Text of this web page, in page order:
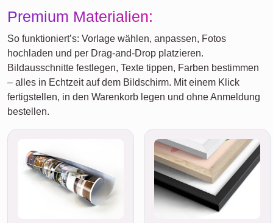
Premium Materialien:
So funktioniert’s: Vorlage wählen, anpassen, Fotos
hochladen und per Drag-and-Drop platzieren.
Bildausschnitte festlegen, Texte tippen, Farben bestimmen
– alles in Echtzeit auf dem Bildschirm. Mit einem Klick
fertigstellen, in den Warenkorb legen und ohne Anmeldung
bestellen.